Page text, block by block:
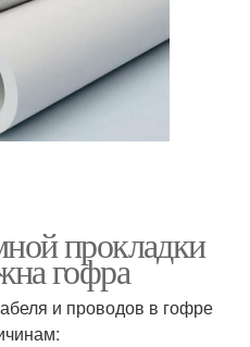
прокладки
гофра
и проводов в гофре